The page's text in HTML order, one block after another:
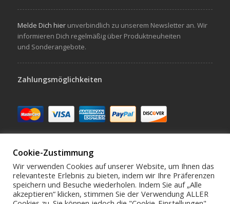
Melde Dich hierunverbindlich zu unserem Newsletter an. Wir
informieren Dich regelmäßig über Produktneuheiten
und Sonderangebote.
Zahlungsmöglichkeiten
Schreibe uns hello@virivee.de
Cookie-Zustimmung
Wir verwenden Cookies auf unserer Website, um Ihnen das
relevanteste Erlebnis zu bieten, indem wir Ihre Präferenzen
speichern und Besuche wiederholen. Indem Sie auf „Alle
akzeptieren“ klicken, stimmen Sie der Verwendung ALLER